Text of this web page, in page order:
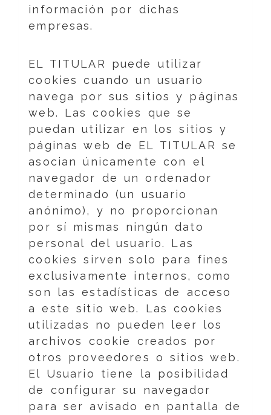
información por dichas
empresas.
EL TITULAR puede utilizar
cookies cuando un usuario
navega por sus sitios y páginas
web. Las cookies que se
puedan utilizar en los sitios y
páginas web de EL TITULAR se
asocian únicamente con el
navegador de un ordenador
determinado (un usuario
anónimo), y no proporcionan
por sí mismas ningún dato
personal del usuario. Las
cookies sirven solo para fines
exclusivamente internos, como
son las estadísticas de acceso
a este sitio web. Las cookies
utilizadas no pueden leer los
archivos cookie creados por
otros proveedores o sitios web.
El Usuario tiene la posibilidad
de configurar su navegador
para ser avisado en pantalla de